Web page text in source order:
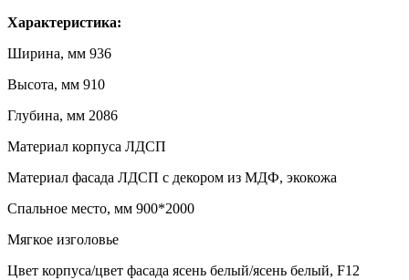
Характеристика:
Ширина, мм 936
Высота, мм 910
Глубина, мм 2086
Материал корпуса ЛДСП
Материал фасада ЛДСП с декором из МДФ, экокожа
Спальное место, мм 900*2000
Мягкое изголовье
Цвет корпуса/цвет фасада ясень белый/ясень белый, F12